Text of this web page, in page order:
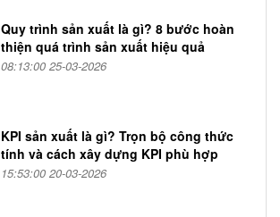
Quy trình sản xuất là gì? 8 bước hoàn
thiện quá trình sản xuất hiệu quả
08:13:00 25-03-2026
KPI sản xuất là gì? Trọn bộ công thức
tính và cách xây dựng KPI phù hợp
15:53:00 20-03-2026